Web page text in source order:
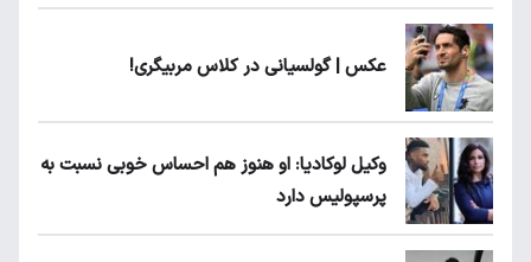
عکس | گولسیانی در کلاس مربیگری!
وکیل لوکادیا: او هنوز هم احساس خوبی نسبت به
پرسپولیس دارد